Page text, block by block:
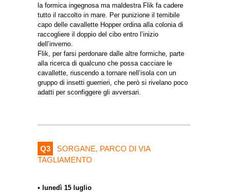
la formica ingegnosa ma maldestra Flik fa cadere
tutto il raccolto in mare. Per punizione il temibile
capo delle cavallette Hopper ordina alla colonia di
raccogliere il doppio del cibo entro l’inizio
dell’inverno.
Flik, per farsi perdonare dalle altre formiche, parte
alla ricerca di qualcuno che possa cacciare le
cavallette, riuscendo a tornare nell’isola con un
gruppo di insetti guerrieri, che però si rivelano poco
adatti per sconfiggere gli avversari.
Q3
SORGANE, PARCO DI VIA
TAGLIAMENTO
• lunedì 15 luglio